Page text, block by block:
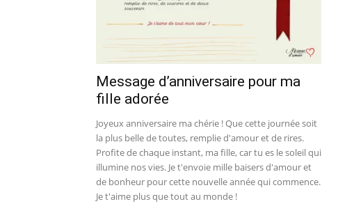
Message d’anniversaire pour ma
fille adorée
Joyeux anniversaire ma chérie ! Que cette journée soit
la plus belle de toutes, remplie d'amour et de rires.
Profite de chaque instant, ma fille, car tu es le soleil qui
illumine nos vies. Je t'envoie mille baisers d'amour et
de bonheur pour cette nouvelle année qui commence.
Je t'aime plus que tout au monde !